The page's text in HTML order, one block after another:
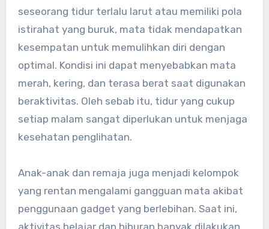
seseorang tidur terlalu larut atau memiliki pola
istirahat yang buruk, mata tidak mendapatkan
kesempatan untuk memulihkan diri dengan
optimal. Kondisi ini dapat menyebabkan mata
merah, kering, dan terasa berat saat digunakan
beraktivitas. Oleh sebab itu, tidur yang cukup
setiap malam sangat diperlukan untuk menjaga
kesehatan penglihatan.
Anak-anak dan remaja juga menjadi kelompok
yang rentan mengalami gangguan mata akibat
penggunaan gadget yang berlebihan. Saat ini,
aktivitas belajar dan hiburan banyak dilakukan